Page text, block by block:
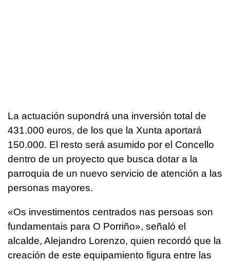
La actuación supondrá una inversión total de
431.000 euros, de los que la Xunta aportará
150.000. El resto será asumido por el Concello
dentro de un proyecto que busca dotar a la
parroquia de un nuevo servicio de atención a las
personas mayores.
«Os investimentos centrados nas persoas son
fundamentais para O Porriño», señaló el
alcalde, Alejandro Lorenzo, quien recordó que la
creación de este equipamiento figura entre las